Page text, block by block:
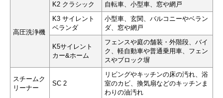
高圧洗浄機
K2 クラシック
自転車、小型車、窓や網戸
K3 サイレント
ベランダ
小型車、玄関、バルコニーやベラン
ダ、窓や網戸
K5サイレント
カー&ホーム
フェンスや庭の舗装・外階段、バイ
ク、軽自動車や普通乗用車、フェン
スやブロック塀
スチームク
リーナー
SC 2
リビングやキッチンの床の汚れ、浴
室のカビ、換気扇などのキッチンま
わりの油汚れ